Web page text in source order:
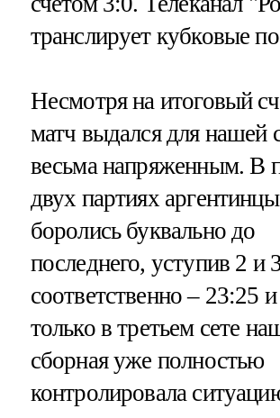
транслирует кубковые
Несмотря на итоговый
матч выдался для нашей
весьма напряженным. В
двух партиях аргентинцы
боролись буквально до
последнего, уступив 2 и
соответственно – 23:25
только в третьем сете
сборная уже полностью
контролировала